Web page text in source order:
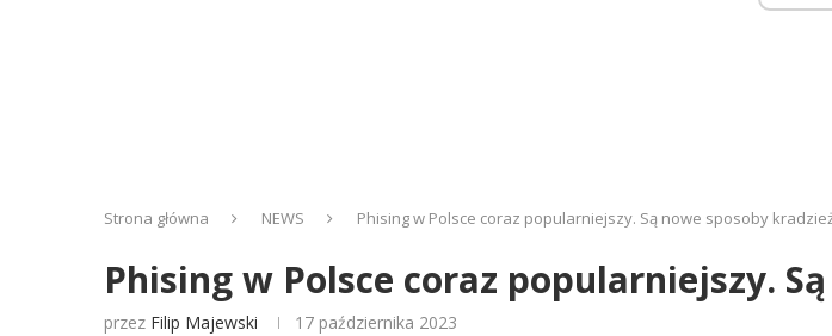
Strona główna NEWS Phising w Polsce coraz popularniejszy. Są nowe sposoby
Phising w Polsce coraz popularniejszy.
przez Filip Majewski 17 października 2023